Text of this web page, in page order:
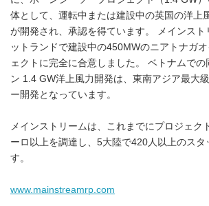
体として、運転中または建設中の英国の洋上
が開発され、承認を得ています。 メインスト
ットランドで建設中の450MWのニアトナガ
ェクトに完全に合意しました。 ベトナムでの
ン 1.4 GW洋上風力開発は、東南アジア最大
ー開発となっています。
メインストリームは、これまでにプロジェク
ーロ以上を調達し、5大陸で420人以上のスタ
す。
www.mainstreamrp.com